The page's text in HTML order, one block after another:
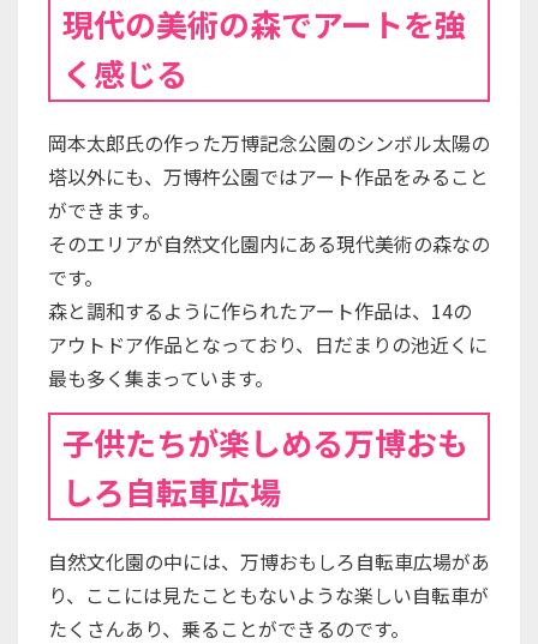
現代の美術の森でアートを強
く感じる
岡本太郎氏の作った万博記念公園のシンボル太陽の
塔以外にも、万博杵公園ではアート作品をみること
ができます。
そのエリアが自然文化園内にある現代美術の森なの
です。
森と調和するように作られたアート作品は、14の
アウトドア作品となっており、日だまりの池近くに
最も多く集まっています。
子供たちが楽しめる万博おも
しろ自転車広場
自然文化園の中には、万博おもしろ自転車広場があ
り、ここには見たこともないような楽しい自転車が
たくさんあり、乗ることができるのです。